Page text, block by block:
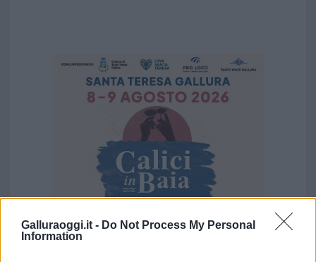
Galluraoggi.it - Do Not Process My Personal
Information